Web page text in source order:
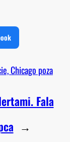
Chicago poza
Fala
→